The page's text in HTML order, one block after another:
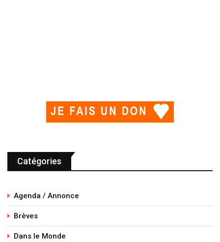
Catégories
Agenda / Annonce
Brèves
Dans le Monde